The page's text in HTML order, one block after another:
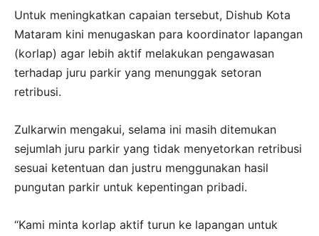
Untuk meningkatkan capaian tersebut, Dishub Kota
Mataram kini menugaskan para koordinator lapangan
(korlap) agar lebih aktif melakukan pengawasan
terhadap juru parkir yang menunggak setoran
retribusi.
Zulkarwin mengakui, selama ini masih ditemukan
sejumlah juru parkir yang tidak menyetorkan retribusi
sesuai ketentuan dan justru menggunakan hasil
pungutan parkir untuk kepentingan pribadi.
“Kami minta korlap aktif turun ke lapangan untuk